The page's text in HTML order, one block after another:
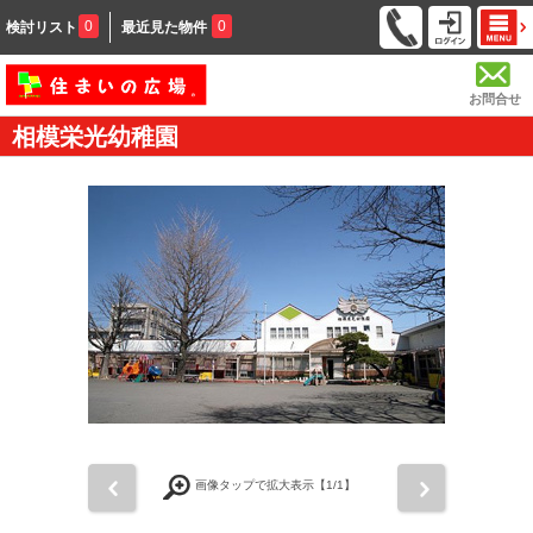
検討リスト 0 最近見た物件 0
お問合せ
相模栄光幼稚園
画像タップで拡大表示【1/1】